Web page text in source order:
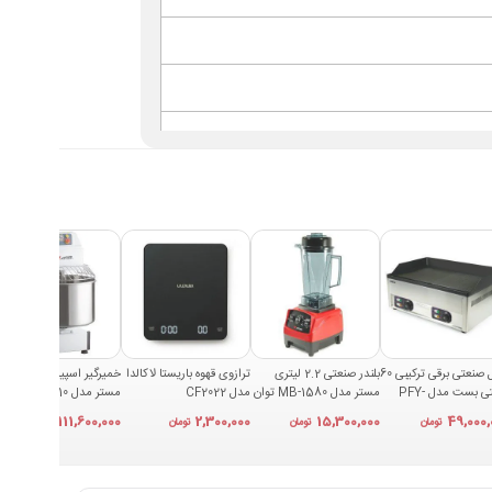
آن نیست، اما به مخزن بزرگ ۳۰ لیتری نیز نیاز ندارد. در یک کافه متوسط، آب جوش برای تهیه چای، دمنوش، قهوه دمی و گرم کردن
ساعت می‌تواند تعادل مناسبی میان ظرفیت، فضای نصب و توان مصرفی ایجاد کند. معیار اصلی انتخاب، میزان
گریل صنعتی برقی ترکیبی 60
سانتی بست مدل PFY-
تومان
بلندر صنعتی 2.2 لیتری
مستر مدل MB-1580 توان
15,300,000 تومان
ترازوی قهوه باریستا لاکالدا
مدل CF2022
2,300,000 تومان
مستر مدل SM10
111,600,000